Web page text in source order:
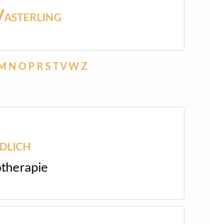
N O P R S V W Z